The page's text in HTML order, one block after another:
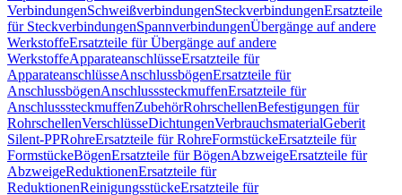
VerbindungenSchweißverbindungenSteckverbindungenErsatzteile
für SteckverbindungenSpannverbindungenÜbergänge auf andere
WerkstoffeErsatzteile für Übergänge auf andere
WerkstoffeApparateanschlüsseErsatzteile für
ApparateanschlüsseAnschlussbögenErsatzteile für
AnschlussbögenAnschlusssteckmuffenErsatzteile für
AnschlusssteckmuffenZubehörRohrschellenBefestigungen für
RohrschellenVerschlüsseDichtungenVerbrauchsmaterialGeberit
Silent-PPRohreErsatzteile für RohreFormstückeErsatzteile für
FormstückeBögenErsatzteile für BögenAbzweigeErsatzteile für
AbzweigeReduktionenErsatzteile für
ReduktionenReinigungsstückeErsatzteile für